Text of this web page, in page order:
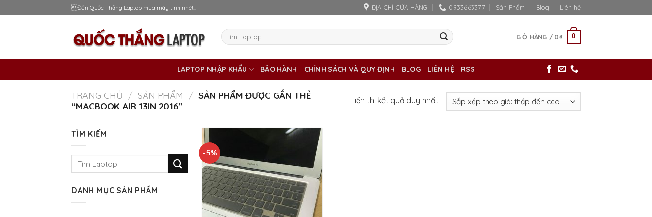
to
Đến Quốc Thắng Laptop mua máy tính nhé!... ĐỊA CHỈ CỬA HÀNG 0933663377 Sản Phẩm Blog Liên hệ
Tìm
kiếm:
GIỎ HÀNG / 0₫ 0
LAPTOP NHẬP KHẨU BẢO HÀNH CHÍNH SÁCH VÀ QUY ĐỊNH BLOG LIÊN HỆ RSS
TRANG CHỦ / SẢN PHẨM / SẢN PHẨM ĐƯỢC GẮN THẺ
“MACBOOK AIR 13IN 2016”
Hiển thị kết quả duy nhất
TÌM KIẾM
DANH MỤC SẢN PHẨM
-5%